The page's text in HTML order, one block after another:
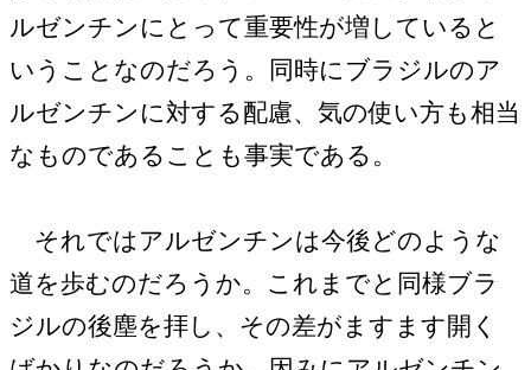
ルゼンチンにとって重要性が増していると
いうことなのだろう。同時にブラジルのア
ルゼンチンに対する配慮、気の使い方も相当
なものであることも事実である。
それではアルゼンチンは今後どのような
道を歩むのだろうか。これまでと同様ブラ
ジルの後塵を拝し、その差がますます開く